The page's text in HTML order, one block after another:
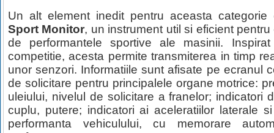
Un alt element inedit pentru aceasta
Sport Monitor, un instrument util si eficient
de performantele sportive ale masinii.
competitie, acesta permite transmiterea in timp
unor senzori. Informatiile sunt afisate pe ecranul
de solicitare pentru principalele organe motrice:
uleiului, nivelul de solicitare a franelor; indicatori
cuplu, putere; indicatori ai aceleratiilor laterale
performanta vehiculului, cu memorare